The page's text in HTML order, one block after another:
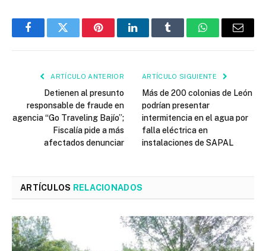
FacebookTwitter PinterestLinkedInTumblr WhatsAppEmail
ARTÍCULO ANTERIOR
Detienen al presunto
responsable de fraude en
agencia “Go Traveling Bajío”;
Fiscalía pide a más
afectados denunciar
ARTÍCULO SIGUIENTE
Más de 200 colonias de León
podrían presentar
intermitencia en el agua por
falla eléctrica en
instalaciones de SAPAL
ARTÍCULOS RELACIONADOS